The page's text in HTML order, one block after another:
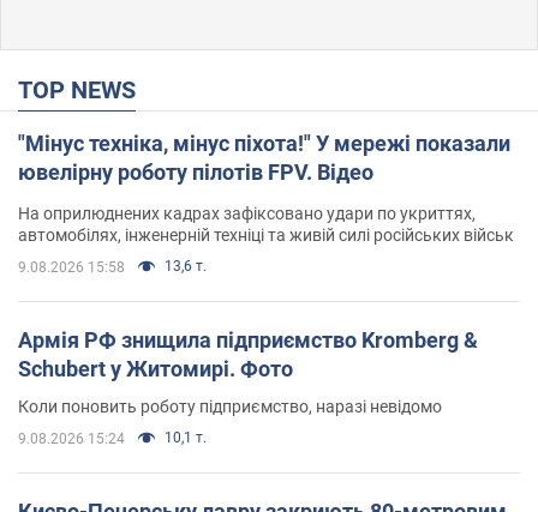
TOP NEWS
"Мінус техніка, мінус піхота!" У мережі показали
ювелірну роботу пілотів FPV. Відео
На оприлюднених кадрах зафіксовано удари по укриттях,
автомобілях, інженерній техніці та живій силі російських військ
9.08.2026 15:58 13,6 т.
Армія РФ знищила підприємство Kromberg &
Schubert у Житомирі. Фото
Коли поновить роботу підприємство, наразі невідомо
9.08.2026 15:24 10,1 т.